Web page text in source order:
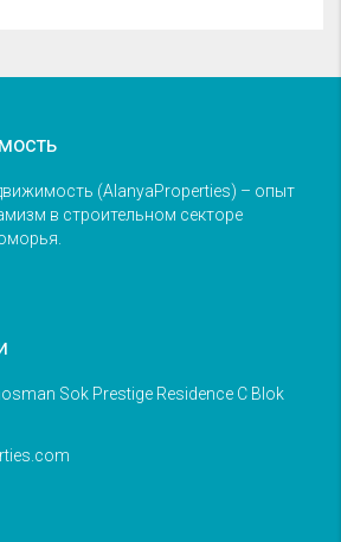
(AlanyaProperties) – опыт
в строительном секторе
Sok Prestige Residence C Blok